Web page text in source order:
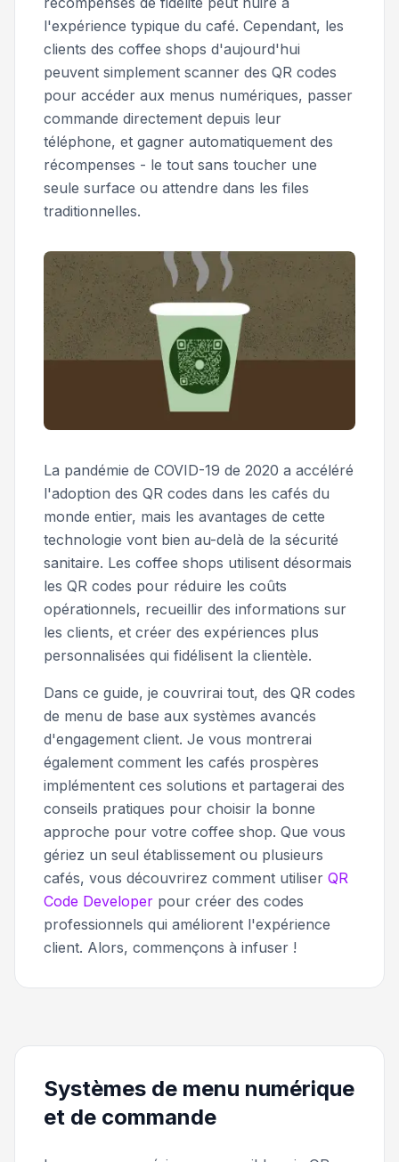
l'expérience typique du café. Cependant, les
clients des coffee shops d'aujourd'hui
peuvent simplement scanner des QR codes
pour accéder aux menus numériques, passer
commande directement depuis leur
téléphone, et gagner automatiquement des
récompenses - le tout sans toucher une
seule surface ou attendre dans les files
traditionnelles.
La pandémie de COVID-19 de 2020 a accéléré
l'adoption des QR codes dans les cafés du
monde entier, mais les avantages de cette
technologie vont bien au-delà de la sécurité
sanitaire. Les coffee shops utilisent désormais
les QR codes pour réduire les coûts
opérationnels, recueillir des informations sur
les clients, et créer des expériences plus
personnalisées qui fidélisent la clientèle.
Dans ce guide, je couvrirai tout, des QR codes
de menu de base aux systèmes avancés
d'engagement client. Je vous montrerai
également comment les cafés prospères
implémentent ces solutions et partagerai des
conseils pratiques pour choisir la bonne
approche pour votre coffee shop. Que vous
gériez un seul établissement ou plusieurs
cafés, vous découvrirez comment utiliser QR
Code Developer pour créer des codes
professionnels qui améliorent l'expérience
client. Alors, commençons à infuser !
Systèmes de menu numérique
et de commande